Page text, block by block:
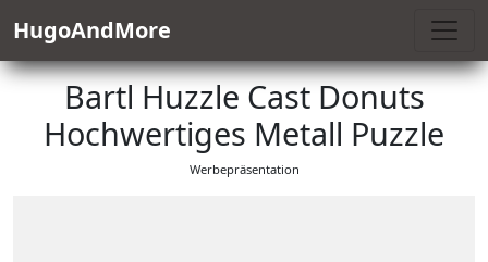
HugoAndMore
Bartl Huzzle Cast Donuts
Hochwertiges Metall Puzzle
Werbepräsentation